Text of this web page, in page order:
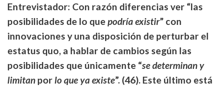
Entrevistador: Con razón diferencias ver “las
posibilidades de lo que podría existir” con
innovaciones y una disposición de perturbar el
estatus quo, a hablar de cambios según las
posibilidades que únicamente “se determinan y
limitan porlo que ya existe”. (46). Este último está